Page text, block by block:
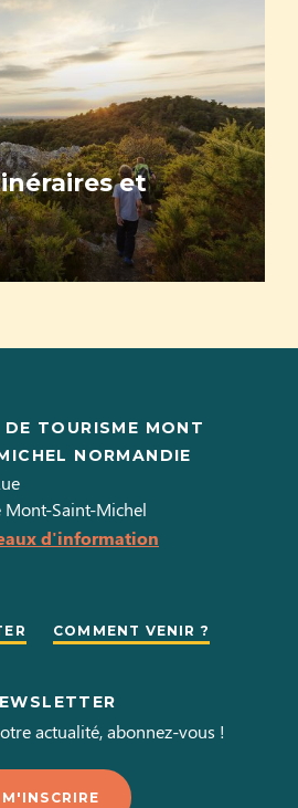
et
DE TOURISME MONT
NORMANDIE
Mont-Saint-Michel
d'information
COMMENT VENIR ?
actualité, abonnez-vous !
M'INSCRIRE